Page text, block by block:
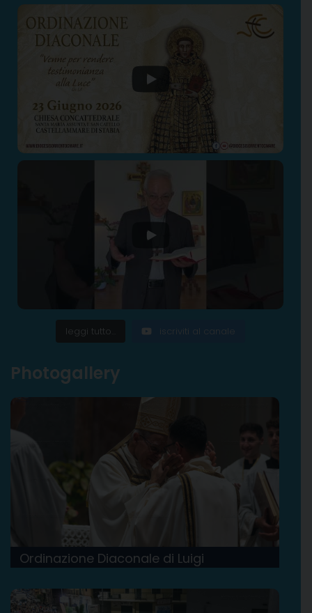
leggi tutto... iscriviti al canale
Photogallery
Ordinazione Diaconale di Luigi